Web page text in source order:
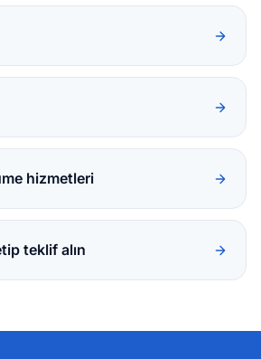
hizmetleri
teklif alın